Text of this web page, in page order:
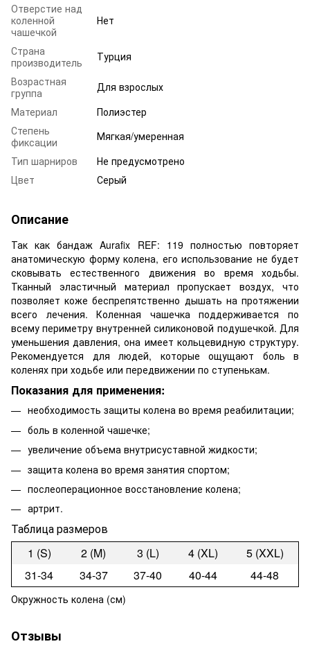
Отверстие над
коленной
чашечкой
Нет
Страна
производитель
Турция
Возрастная
группа
Для взрослых
Материал
Полиэстер
Степень
фиксации
Мягкая/умеренная
Тип шарниров
Не предусмотрено
Цвет
Серый
Описание
Так как бандаж Aurafix REF: 119 полностью повторяет
анатомическую форму колена, его использование не будет
сковывать естественного движения во время ходьбы.
Тканный эластичный материал пропускает воздух, что
позволяет коже беспрепятственно дышать на протяжении
всего лечения. Коленная чашечка поддерживается по
всему периметру внутренней силиконовой подушечкой. Для
уменьшения давления, она имеет кольцевидную структуру.
Рекомендуется для людей, которые ощущают боль в
коленях при ходьбе или передвижении по ступенькам.
Показания для применения:
необходимость защиты колена во время реабилитации;
боль в коленной чашечке;
увеличение объема внутрисуставной жидкости;
защита колена во время занятия спортом;
послеоперационное восстановление колена;
артрит.
Таблица размеров
1 (S)
2 (M) 3 (L) 4 (XL)
5 (XXL)
31-34
34-37 37-40 40-44 44-48
Окружность колена (см)
Отзывы